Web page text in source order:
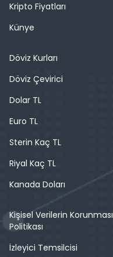
Kripto Fiyatları
Künye
Döviz Kurları
Döviz Çevirici
Dolar TL
Euro TL
Sterin Kaç TL
Riyal Kaç TL
Kanada Doları
Kişisel Verilerin Korunması
Politikası
İzleyici Temsilcisi